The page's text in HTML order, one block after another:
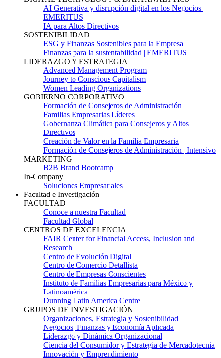
AI Generativa y disrupción digital en los Negocios |
EMERITUS
IA para Altos Directivos
SOSTENIBILIDAD
ESG y Finanzas Sostenibles para la Empresa
Finanzas para la sustentabilidad | EMERITUS
LIDERAZGO Y ESTRATEGIA
Advanced Management Program
Journey to Conscious Capitalism
Women Leading Organizations
GOBIERNO CORPORATIVO
Formación de Consejeros de Administración
Familias Empresarias Líderes
Gobernanza Climática para Consejeros y Altos
Directivos
Creación de Valor en la Familia Empresaria
Formación de Consejeros de Administración | Intensivo
MARKETING
B2B Brand Bootcamp
In-Company
Soluciones Empresariales
Facultad e Investigación
FACULTAD
Conoce a nuestra Facultad
Facultad Global
CENTROS DE EXCELENCIA
FAIR Center for Financial Access, Inclusion and
Research
Centro de Evolución Digital
Centro de Comercio Detallista
Centro de Empresas Conscientes
Instituto de Familias Empresarias para México y
Latinoamérica
Dunning Latin America Centre
GRUPOS DE INVESTIGACIÓN
Organizaciones, Estrategia y Sostenibilidad
Negocios, Finanzas y Economía Aplicada
Liderazgo y Dinámica Organizacional
Ciencia del Consumidor y Estrategia de Mercadotecnia
Innovación y Emprendimiento